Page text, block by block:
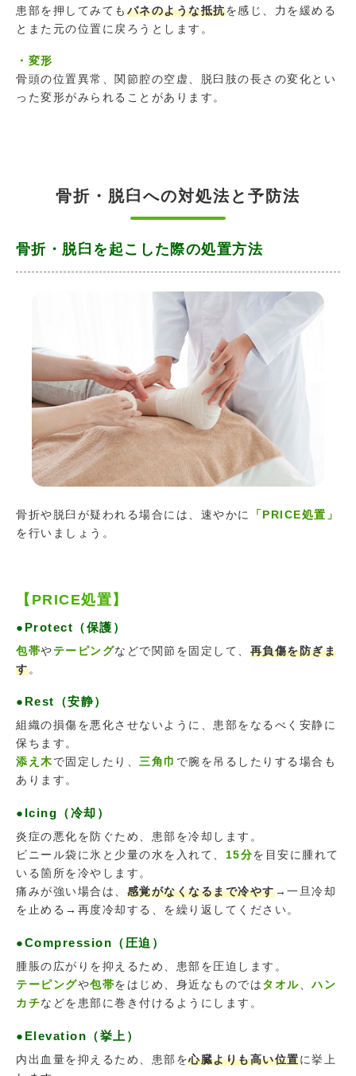
患部を押してみても バネのような抵抗を感じ、力を緩める
とまた元の位置に戻ろうとします。
・変形
骨頭の位置異常、関節腔の空虚、脱臼肢の長さの変化とい
った変形がみられることがあります。
骨折・脱臼への対処法と予防法
骨折・脱臼を起こした際の処置方法
骨折や脱臼が疑われる場合には、速やかに
「PRICE処置」
を行いましょう。
【PRICE処置】
●Protect（保護）
包帯やテーピングなどで関節を固定して、 再負傷を防ぎま
す。
●Rest（安静）
組織の損傷を悪化させないように、患部をなるべく安静に
保ちます。
添え木で固定したり、 三角巾 で腕を吊るしたりする場合も
あります。
●Icing（冷却）
炎症の悪化を防ぐため、患部を冷却します。
ビニール袋に氷と少量の水を入れて、 15分を目安に腫れて
いる箇所を冷やします。
痛みが強い場合は、 感覚がなくなるまで冷やす→一旦冷却
を止める→再度冷却する、を繰り返してください。
●Compression（圧迫）
腫脹の広がりを抑えるため、患部を圧迫します。
テーピングや包帯をはじめ、身近なものではタオル 、ハン
カチなどを患部に巻き付けるようにします。
●Elevation（挙上）
内出血量を抑えるため、患部を心臓よりも高い位置に挙上